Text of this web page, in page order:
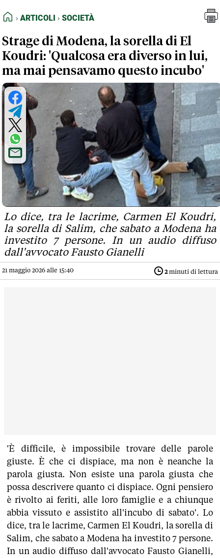
FEED RSS
NORMATIVE DEONTOLOGICHE
TERMINI e CONDIZIONI
HOME
ARTICOLI SOCIETÀ
Strage di Modena, la sorella di El
Koudri: 'Qualcosa era diverso in lui,
ma mai pensavamo questo incubo'
Lo dice, tra le lacrime, Carmen El Koudri,
la sorella di Salim, che sabato a Modena ha
investito 7 persone. In un audio diffuso
dall'avvocato Fausto Gianelli
21 maggio 2026 alle 15:40 2minuti di lettura
'È difficile, è impossibile trovare delle parole
giuste. È che ci dispiace, ma non è neanche la
parola giusta. Non esiste una parola giusta che
possa descrivere quanto ci dispiace. Ogni pensiero
è rivolto ai feriti, alle loro famiglie e a chiunque
abbia vissuto e assistito all'incubo di sabato'. Lo
dice, tra le lacrime, Carmen El Koudri, la sorella di
Salim, che sabato a Modena ha investito 7 persone.
In un audio diffuso dall'avvocato Fausto Gianelli,